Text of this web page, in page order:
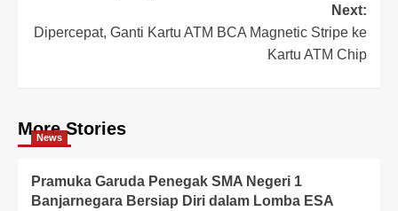
Next:
Dipercepat, Ganti Kartu ATM BCA Magnetic Stripe ke
Kartu ATM Chip
More Stories
News
Pramuka Garuda Penegak SMA Negeri 1
Banjarnegara Bersiap Diri dalam Lomba ESA